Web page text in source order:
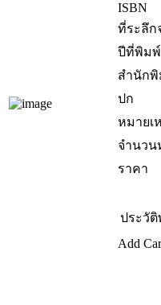
ISBN
ที่ระลึก
ปีที่พิมพ์
สำนัก
ปก
หมายเ
จำนวน
ราคา
ประวั
Add